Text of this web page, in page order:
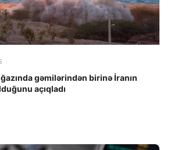
gəmilərindən birinə İranın
açıqladı